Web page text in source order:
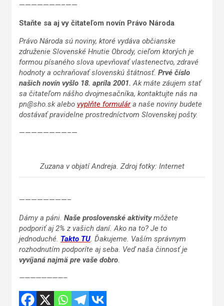
———————–——
Staňte sa aj vy čitateľom novín Právo Národa
Právo Národa sú noviny, ktoré vydáva občianske
združenie Slovenské Hnutie Obrody, cieľom ktorých je
formou písaného slova upevňovať vlastenectvo, zdravé
hodnoty a ochraňovať slovenskú štátnosť. Prvé číslo
našich novín vyšlo 18. apríla 2001. Ak máte záujem stať
sa čitateľom nášho dvojmesačníka, kontaktujte nás na
pn@sho.sk alebo vyplňte formulára naše noviny budete
dostávať pravidelne prostredníctvom Slovenskej pošty.
————————–—
Zuzana v objatí Andreja. Zdroj fotky: Internet
————————–
Dámy a páni. Naše proslovenské aktivitymôžete
podporiť aj 2% z vašich daní. Ako na to? Je to
jednoduché. Takto TU. Ďakujeme. Vaším správnym
rozhodnutím podporíte aj seba. Veď naša činnosť je
vyvíjaná najmä pre vaše dobro.
————————–